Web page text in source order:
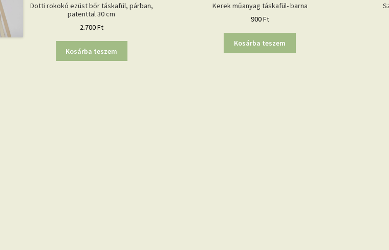
Dotti rokokó ezüst bőr táskafül, párban,
patenttal 30 cm
2.700Ft
Kosárba teszem
Kerek műanyag táskafül- barna
900Ft
Kosárba teszem